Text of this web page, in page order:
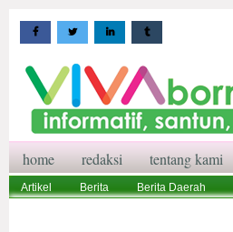
home redaksi tentang kami
Artikel Berita Berita Daerah